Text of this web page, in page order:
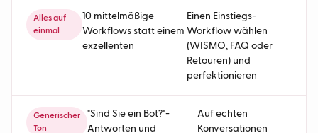
Alles auf
einmal
10 mittelmäßige
Workflows statt einem
exzellenten
Einen Einstiegs-
Workflow wählen
(WISMO, FAQ oder
Retouren) und
perfektionieren
Generischer
Ton
"Sind Sie ein Bot?"-
Antworten und
Auf echten
Konversationen